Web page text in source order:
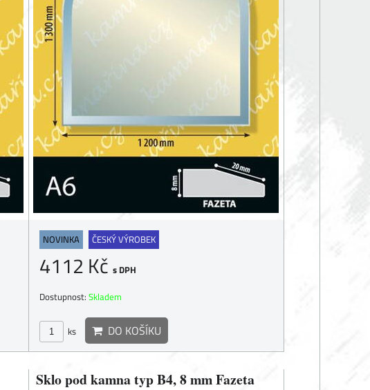
NOVINKA ČESKÝ VÝROBEK
4112 Kč s DPH
Dostupnost: Skladem
ks DO KOŠÍKU
Sklo pod kamna typ B4, 8 mm Fazeta